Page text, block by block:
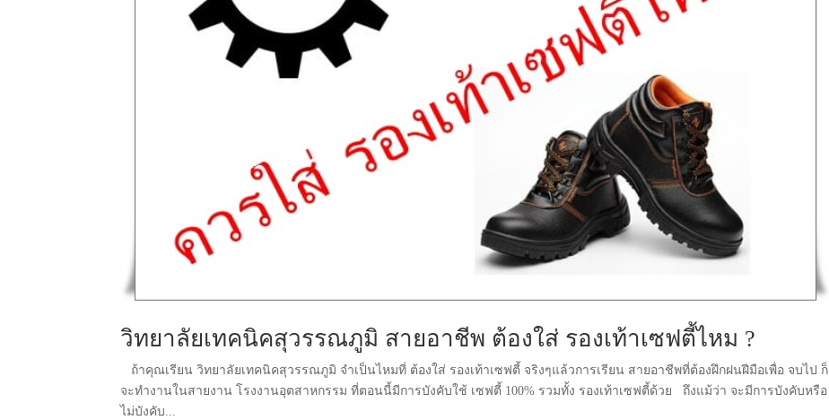
วิทยาลัยเทคนิคสุวรรณภูมิ สายอาชีพ ต้องใส่ รองเท้าเซฟตี้ไหม ?
ถ้าคุณเรียน วิทยาลัยเทคนิคสุวรรณภูมิ จำเป็นไหมที่ ต้องใส่ รองเท้าเซฟตี้ จริงๆแล้วการเรียน สายอาชีพที่ต้องฝึกฝนฝีมือเพื่อ จบไป ก็
จะทำงานในสายงาน โรงงานอุตสาหกรรม ที่ตอนนี้มีการบังคับใช้ เซฟตี้ 100% รวมทั้ง รองเท้าเซฟตี้ด้วย ถึงแม้ว่า จะมีการบังคับหรือ
ไม่บังคับ...